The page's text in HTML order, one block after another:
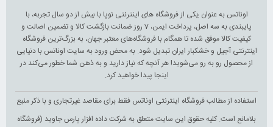
اوناتس به عنوان یکی از فروشگاه های اینترنتی نوپا با بیش از دو سال تجربه، با
پایبندی به سه اصل، پرداخت ایمن، 7 روز ضمانت بازگشت کالا و تضمین اصالت و
کیفیت کالا موفق شده تا همگام با فروشگاه‌های معتبر جهان، به بزرگ‌ترین فروشگاه
اینترنتی آجیل و خشکبار ایران تبدیل شود. به محض ورود به سایت اوناتس با دنیایی
از محصول رو به رو می‌شوید! هر آنچه که نیاز دارید و به ذهن شما خطور می‌کند در
اینجا پیدا خواهید کرد.
استفاده از مطالب فروشگاه اینترنتی اوناتس فقط برای مقاصد غیرتجاری و با ذکر منبع
بلامانع است. کلیه حقوق این سایت متعلق به شرکت داده افزار پارس جاوید (فروشگاه